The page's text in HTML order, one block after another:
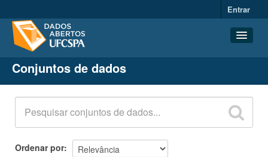
Entrar
Conjuntos de dados
Organizações
Grupos
Sobre
Conjuntos de dados
Ordenar por